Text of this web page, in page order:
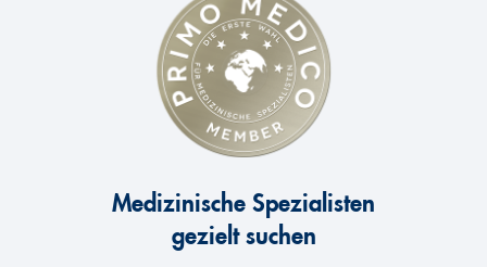
Medizinische Spezialisten
gezielt suchen